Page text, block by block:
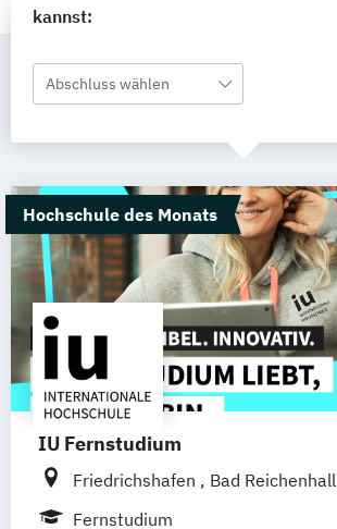
kannst:
Abschluss wählen
Hochschule des Monats
IU Fernstudium
Friedrichshafen Bad Reichenhall
Rostock
Fernstudium